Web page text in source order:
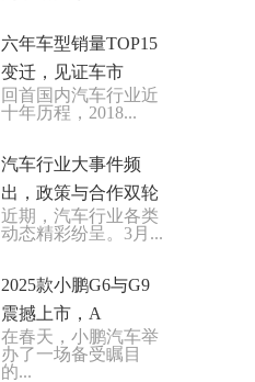
六年车型销量TOP15
变迁，见证车市
回首国内汽车行业近
十年历程，2018...
汽车行业大事件频
出，政策与合作双轮
驱
近期，汽车行业各类
动态精彩纷呈。3月...
2025款小鹏G6与G9
震撼上市，A
在春天，小鹏汽车举
办了一场备受瞩目
的...